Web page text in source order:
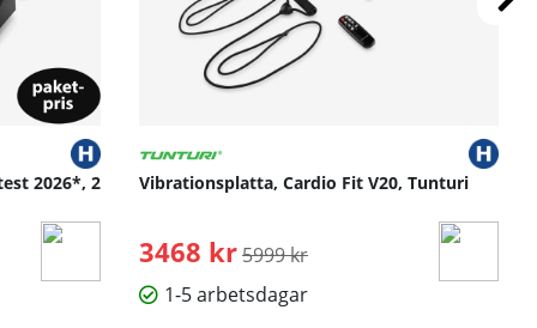
2026*, 2 Vibrationsplatta, Cardio Fit V20, Tunturi
3468 kr Ordinarie pris:
5999 kr
1-5 arbetsdagar